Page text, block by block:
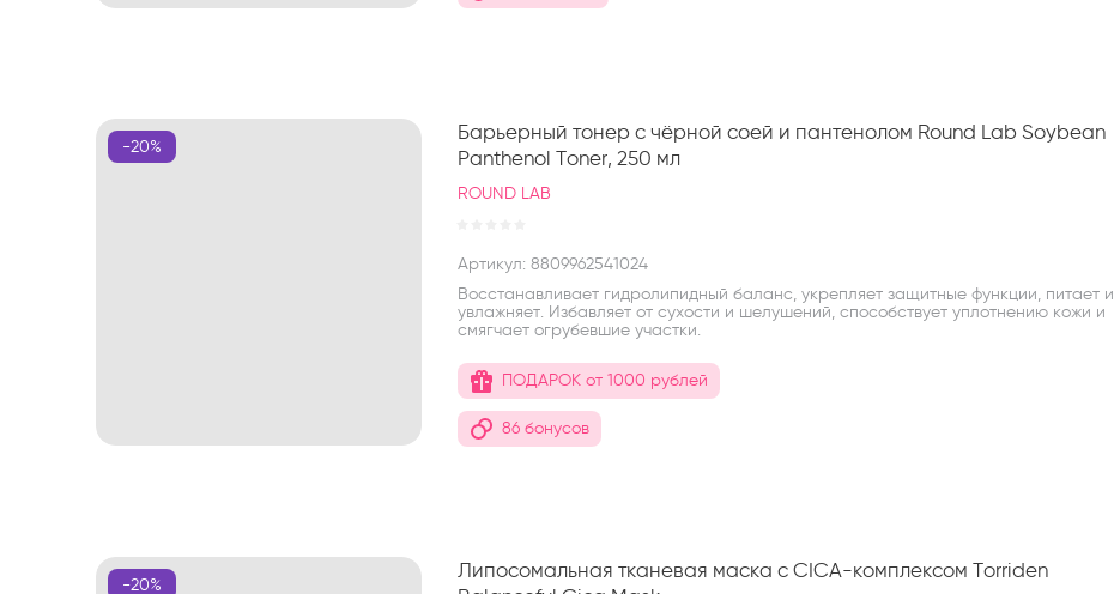
-20%
Барьерный тонер с чёрной соей и пантенолом Round Lab Soybean
Panthenol Toner, 250 мл
ROUND LAB
Артикул: 8809962541024
Восстанавливает гидролипидный баланс, укрепляет защитные функции, питает и
увлажняет. Избавляет от сухости и шелушений, способствует уплотнению кожи и
смягчает огрубевшие участки.
ПОДАРОК от 1000 рублей
86 бонусов
-20%
Липосомальная тканевая маска с CICA-комплексом Torriden